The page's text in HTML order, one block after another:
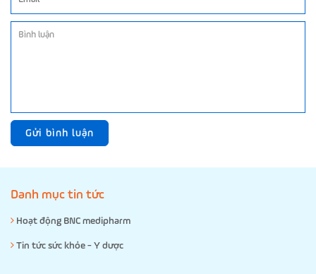
Gửi bình luận
Danh mục tin tức
Hoạt động BNC medipharm
Tin tức sức khỏe - Y dược